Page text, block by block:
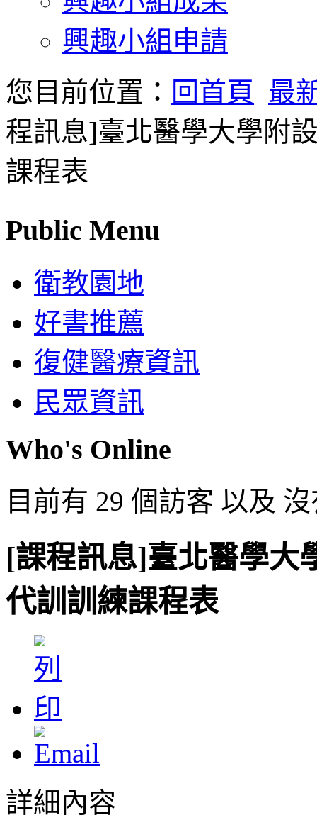
興趣小組申請
您目前位置： 回首頁 最
程訊息]臺北醫學大學附
課程表
Public Menu
衛教園地
好書推薦
復健醫療資訊
民眾資訊
Who's Online
目前有 29 個訪客 以及
[課程訊息]臺北醫學大
代訓訓練課程表
詳細內容